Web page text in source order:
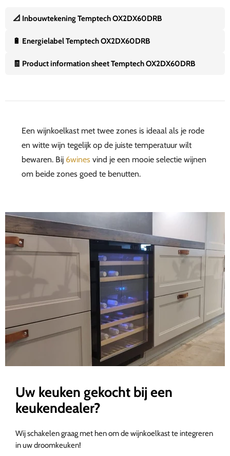
📐 Inbouwtekening Temptech OX2DX60DRB
🔋 Energielabel Temptech OX2DX60DRB
🧾 Product information sheet Temptech OX2DX60DRB
Een wijnkoelkast met twee zones is ideaal als je rode
en witte wijn tegelijk op de juiste temperatuur wilt
bewaren. Bij 6wines vind je een mooie selectie wijnen
om beide zones goed te benutten.
Uw keuken gekocht bij een
keukendealer?
Wij schakelen graag met hen om de wijnkoelkast te integreren
in uw droomkeuken!